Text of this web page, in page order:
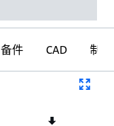
备件 CAD 制图